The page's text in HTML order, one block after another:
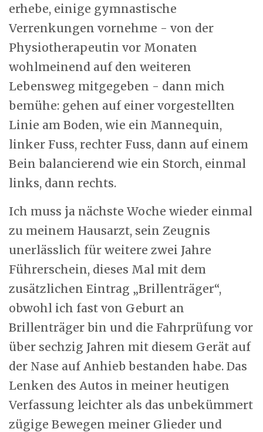
erhebe, einige gymnastische
Verrenkungen vornehme - von der
Physiotherapeutin vor Monaten
wohlmeinend auf den weiteren
Lebensweg mitgegeben - dann mich
bemühe: gehen auf einer vorgestellten
Linie am Boden, wie ein Mannequin,
linker Fuss, rechter Fuss, dann auf einem
Bein balancierend wie ein Storch, einmal
links, dann rechts.
Ich muss ja nächste Woche wieder einmal
zu meinem Hausarzt, sein Zeugnis
unerlässlich für weitere zwei Jahre
Führerschein, dieses Mal mit dem
zusätzlichen Eintrag „Brillenträger“,
obwohl ich fast von Geburt an
Brillenträger bin und die Fahrprüfung vor
über sechzig Jahren mit diesem Gerät auf
der Nase auf Anhieb bestanden habe. Das
Lenken des Autos in meiner heutigen
Verfassung leichter als das unbekümmert
zügige Bewegen meiner Glieder und